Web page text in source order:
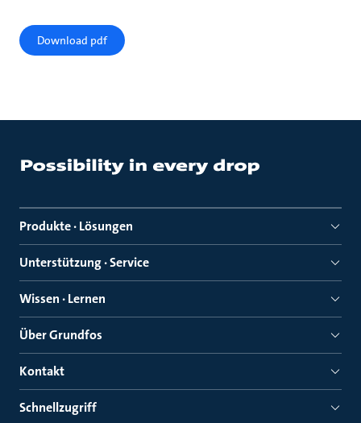
Download pdf
Produkte · Lösungen
Unterstützung · Service
Wissen · Lernen
Über Grundfos
Kontakt
Schnellzugriff